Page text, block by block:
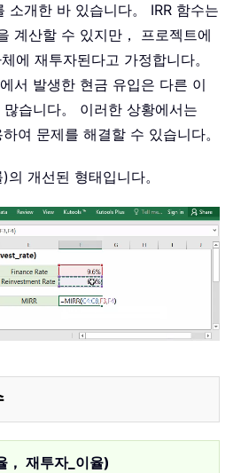
소개한 바 있습니다。 IRR 함수는
계산할 수 있지만， 프로젝트에
에 재투자된다고 가정합니다。
서 발생한 현금 유입은 다른 이
습니다。 이러한 상황에서는
여 문제를 해결할 수 있습니다。
의 개선된 형태입니다。
， 재투자_이율)